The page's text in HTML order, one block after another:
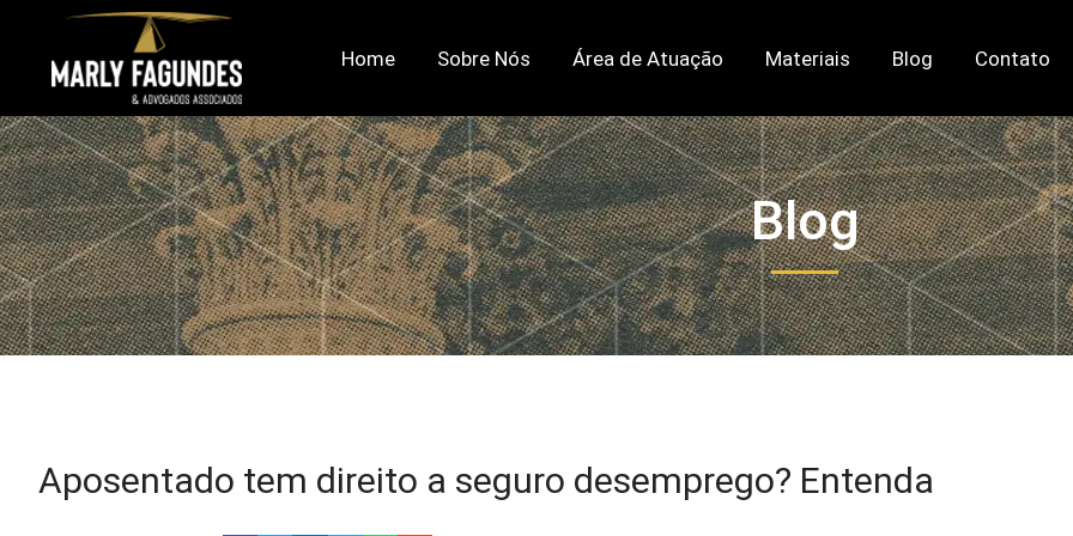
Home Sobre Nós Área de Atuação Materiais Blog Contato
Blog
Aposentado tem direito a seguro desemprego? Entenda